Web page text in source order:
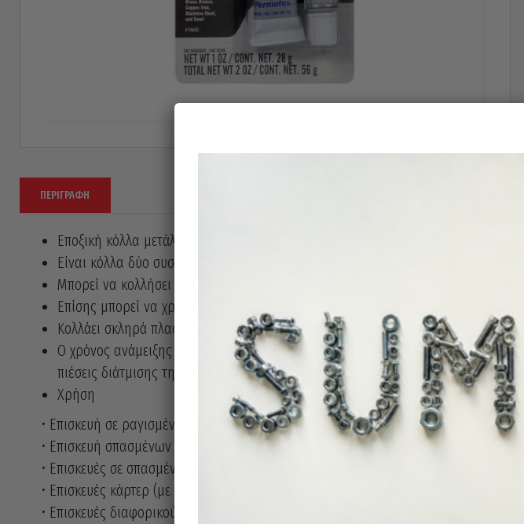
ΠΕΡΙΓΡΑΦΉ
Εποξική κόλλα μετάλλων, για ψυχρές συγκολλήσεις
Είναι κόλλα δύο συστατικών και γεμιστικό που εξαλείφει την ανάγκη για
Μπορεί να κολλήσει και να επισκευάσει ρωγμές και χάσματα σε κάθε τύπο
Επίσης μπορεί να χρησιμοποιηθεί για συγκόλληση μετάλλου (στο αυτοκινητο) με
Κολλάει σκληρά πλαστικά μεταξύ τους (εκτός από πολυορεφίνες και τεφλόν)
Ο χρόνος ανάμειξης των δύο συστατικών είναι 4-6 λεπτά και στεγνώνει μέσα
πιέσεις διάτμισης της τάξεως των 3.000 psi.
Χρήση
• Επισκευή σε ραγισμένα καπάκια κινητήρα
• Επισκευή σπασμένων κάρτερ
• Επισκευές σε σπασμένες εισαγωγές καυσίμου
• Επισκευές κάρτερ (με ρωγμές)
• Επισκευές διαφορικού